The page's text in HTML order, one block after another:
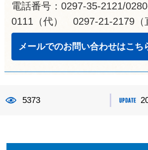
電話番号：0297-35-2121/
0111（代） 0297-21-2179（
メールでのお問い合わせはこち
5373